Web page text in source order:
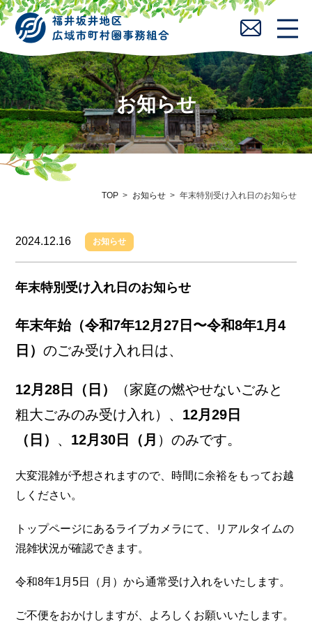
お知らせ
TOP お知らせ 年末特別受け入れ日のお知らせ
2024.12.16 お知らせ
年末特別受け入れ日のお知らせ
年末年始（令和7年12月27日〜令和8年1月4
日）のごみ受け入れ日は、
12月28日（日）
（家庭の燃やせないごみと
粗大ごみのみ受け入れ）、 12月29日
（日） 、 12月30日（月 ）のみです。
大変混雑が予想されますので、時間に余裕をもってお越
しください。
トップページにあるライブカメラにて、リアルタイムの
混雑状況が確認できます。
令和8年1月5日（月）から通常受け入れをいたします。
ご不便をおかけしますが、よろしくお願いいたします。